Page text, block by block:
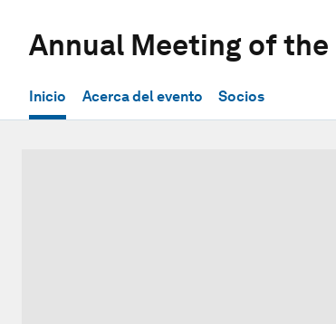
Annual Meeting of the
Inicio Acerca del evento Socios